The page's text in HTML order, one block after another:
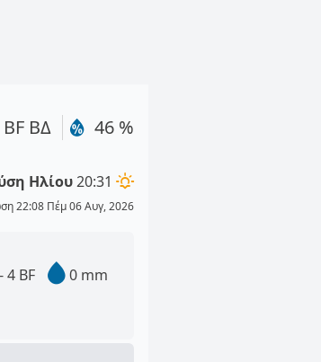
BF ΒΔ 46 %
Ηλίου20:31
22:08 Πέμ 06 Αυγ, 2026
4 BF 0 mm